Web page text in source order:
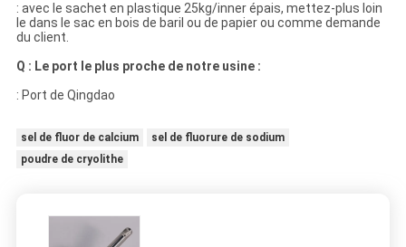
: avec le sachet en plastique 25kg/inner épais, mettez-plus loin
le dans le sac en bois de baril ou de papier ou comme demande
du client.
Q : Le port le plus proche de notre usine :
: Port de Qingdao
sel de fluor de calcium
sel de fluorure de sodium
poudre de cryolithe